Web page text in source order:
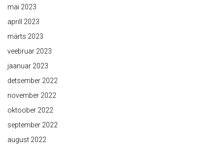
mai 2023
aprill 2023
märts 2023
veebruar 2023
jaanuar 2023
detsember 2022
november 2022
oktoober 2022
september 2022
august 2022